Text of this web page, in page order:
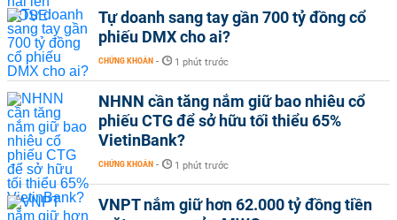
Tự doanh sang tay gần 700 tỷ đồng cổ
phiếu DMX cho ai?
CHỨNG KHOÁN - 1 phút trước
NHNN cần tăng nắm giữ bao nhiêu cổ
phiếu CTG để sở hữu tối thiểu 65%
VietinBank?
CHỨNG KHOÁN - 1 phút trước
VNPT nắm giữ hơn 62.000 tỷ đồng tiền